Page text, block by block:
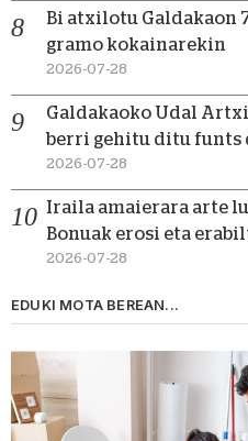
Bi atxilotu Galdakaon
gramo kokainarekin
2026-07-28
Galdakaoko Udal
berri gehitu ditu funts
2026-07-28
Iraila amaierara arte
Bonuak erosi eta
2026-07-28
EDUKI MOTA BEREAN...